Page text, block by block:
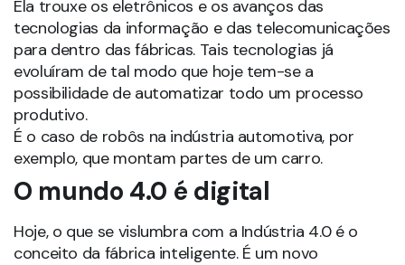
Ela trouxe os eletrônicos e os avanços das
tecnologias da informação e das telecomunicações
para dentro das fábricas. Tais tecnologias já
evoluíram de tal modo que hoje tem-se a
possibilidade de automatizar todo um processo
produtivo.
É o caso de robôs na indústria automotiva, por
exemplo, que montam partes de um carro.
O mundo 4.0 é digital
Hoje, o que se vislumbra com a Indústria 4.0 é o
conceito da fábrica inteligente. É um novo